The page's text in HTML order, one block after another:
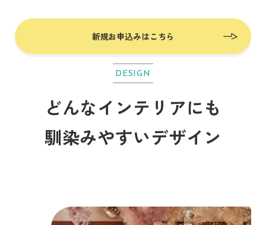
新規お申込みはこちら
DESIGN
どんなインテリアにも
馴染みやすいデザイン